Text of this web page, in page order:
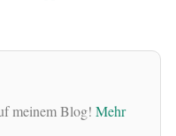
meinem Blog! Mehr